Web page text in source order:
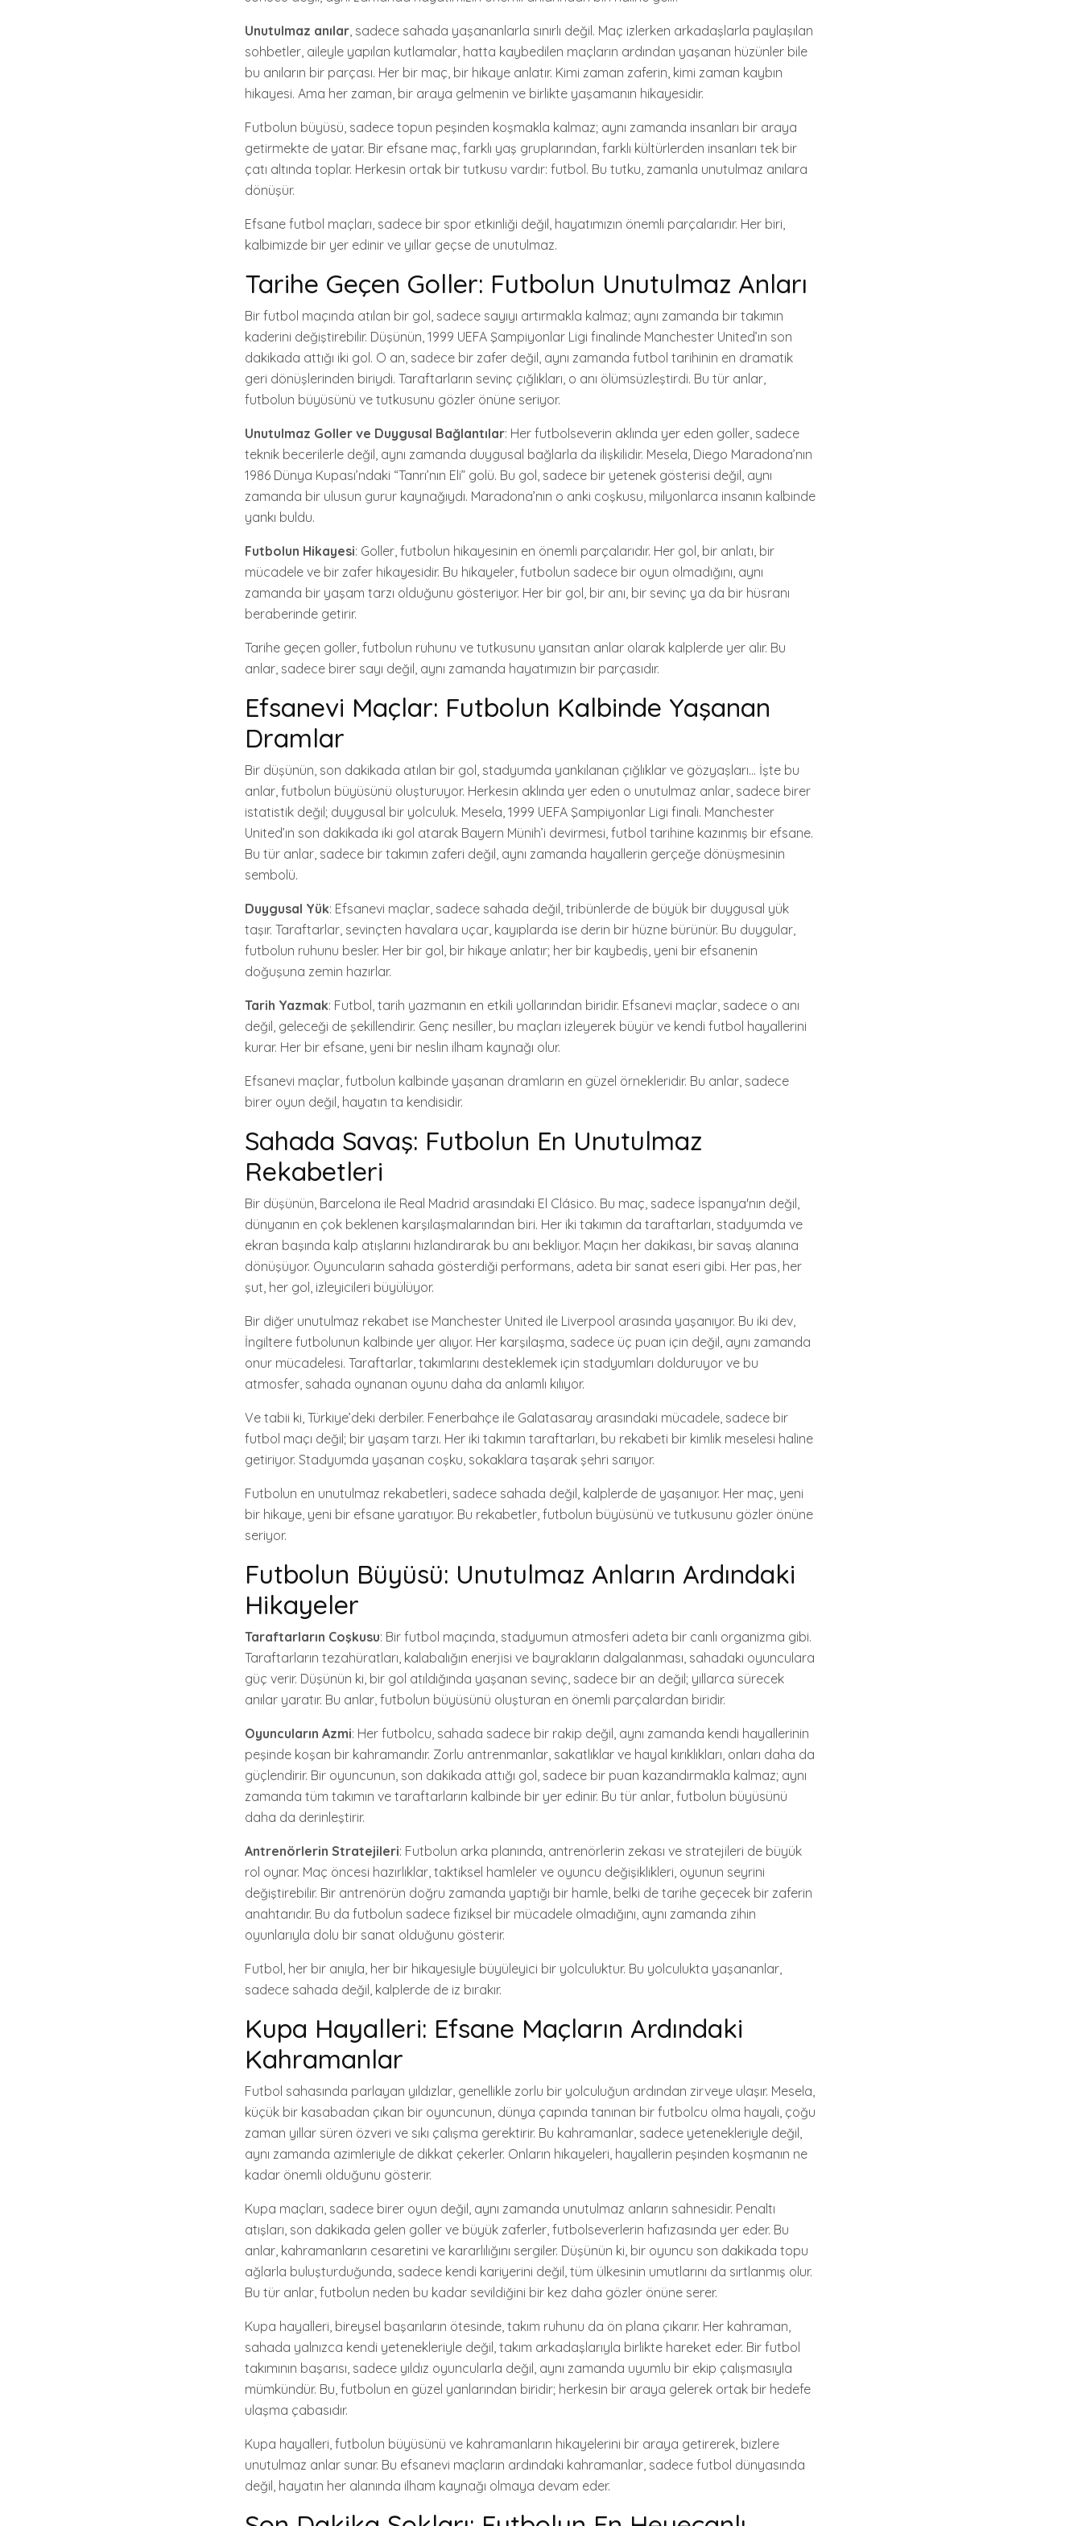
Unutulmaz anılar, sadece sahada yaşananlarla sınırlı değil. Maç izlerken arkadaşlarla paylaşılan
sohbetler, aileyle yapılan kutlamalar, hatta kaybedilen maçların ardından yaşanan hüzünler bile
bu anıların bir parçası. Her bir maç, bir hikaye anlatır. Kimi zaman zaferin, kimi zaman kaybın
hikayesi. Ama her zaman, bir araya gelmenin ve birlikte yaşamanın hikayesidir.
Futbolun büyüsü, sadece topun peşinden koşmakla kalmaz; aynı zamanda insanları bir araya
getirmekte de yatar. Bir efsane maç, farklı yaş gruplarından, farklı kültürlerden insanları tek bir
çatı altında toplar. Herkesin ortak bir tutkusu vardır: futbol. Bu tutku, zamanla unutulmaz anılara
dönüşür.
Efsane futbol maçları, sadece bir spor etkinliği değil, hayatımızın önemli parçalarıdır. Her biri,
kalbimizde bir yer edinir ve yıllar geçse de unutulmaz.
Tarihe Geçen Goller: Futbolun Unutulmaz Anları
Bir futbol maçında atılan bir gol, sadece sayıyı artırmakla kalmaz; aynı zamanda bir takımın
kaderini değiştirebilir. Düşünün, 1999 UEFA Şampiyonlar Ligi finalinde Manchester United’ın son
dakikada attığı iki gol. O an, sadece bir zafer değil, aynı zamanda futbol tarihinin en dramatik
geri dönüşlerinden biriydi. Taraftarların sevinç çığlıkları, o anı ölümsüzleştirdi. Bu tür anlar,
futbolun büyüsünü ve tutkusunu gözler önüne seriyor.
Unutulmaz Goller ve Duygusal Bağlantılar: Her futbolseverin aklında yer eden goller, sadece
teknik becerilerle değil, aynı zamanda duygusal bağlarla da ilişkilidir. Mesela, Diego Maradona’nın
1986 Dünya Kupası’ndaki “Tanrı’nın Eli” golü. Bu gol, sadece bir yetenek gösterisi değil, aynı
zamanda bir ulusun gurur kaynağıydı. Maradona’nın o anki coşkusu, milyonlarca insanın kalbinde
yankı buldu.
Futbolun Hikayesi: Goller, futbolun hikayesinin en önemli parçalarıdır. Her gol, bir anlatı, bir
mücadele ve bir zafer hikayesidir. Bu hikayeler, futbolun sadece bir oyun olmadığını, aynı
zamanda bir yaşam tarzı olduğunu gösteriyor. Her bir gol, bir anı, bir sevinç ya da bir hüsranı
beraberinde getirir.
Tarihe geçen goller, futbolun ruhunu ve tutkusunu yansıtan anlar olarak kalplerde yer alır. Bu
anlar, sadece birer sayı değil, aynı zamanda hayatımızın bir parçasıdır.
Efsanevi Maçlar: Futbolun Kalbinde Yaşanan
Dramlar
Bir düşünün, son dakikada atılan bir gol, stadyumda yankılanan çığlıklar ve gözyaşları… İşte bu
anlar, futbolun büyüsünü oluşturuyor. Herkesin aklında yer eden o unutulmaz anlar, sadece birer
istatistik değil; duygusal bir yolculuk. Mesela, 1999 UEFA Şampiyonlar Ligi finali. Manchester
United’ın son dakikada iki gol atarak Bayern Münih’i devirmesi, futbol tarihine kazınmış bir efsane.
Bu tür anlar, sadece bir takımın zaferi değil, aynı zamanda hayallerin gerçeğe dönüşmesinin
sembolü.
Duygusal Yük: Efsanevi maçlar, sadece sahada değil, tribünlerde de büyük bir duygusal yük
taşır. Taraftarlar, sevinçten havalara uçar, kayıplarda ise derin bir hüzne bürünür. Bu duygular,
futbolun ruhunu besler. Her bir gol, bir hikaye anlatır; her bir kaybediş, yeni bir efsanenin
doğuşuna zemin hazırlar.
Tarih Yazmak: Futbol, tarih yazmanın en etkili yollarından biridir. Efsanevi maçlar, sadece o anı
değil, geleceği de şekillendirir. Genç nesiller, bu maçları izleyerek büyür ve kendi futbol hayallerini
kurar. Her bir efsane, yeni bir neslin ilham kaynağı olur.
Efsanevi maçlar, futbolun kalbinde yaşanan dramların en güzel örnekleridir. Bu anlar, sadece
birer oyun değil, hayatın ta kendisidir.
Sahada Savaş: Futbolun En Unutulmaz
Rekabetleri
Bir düşünün, Barcelona ile Real Madrid arasındaki El Clásico. Bu maç, sadece İspanya'nın değil,
dünyanın en çok beklenen karşılaşmalarından biri. Her iki takımın da taraftarları, stadyumda ve
ekran başında kalp atışlarını hızlandırarak bu anı bekliyor. Maçın her dakikası, bir savaş alanına
dönüşüyor. Oyuncuların sahada gösterdiği performans, adeta bir sanat eseri gibi. Her pas, her
şut, her gol, izleyicileri büyülüyor.
Bir diğer unutulmaz rekabet ise Manchester United ile Liverpool arasında yaşanıyor. Bu iki dev,
İngiltere futbolunun kalbinde yer alıyor. Her karşılaşma, sadece üç puan için değil, aynı zamanda
onur mücadelesi. Taraftarlar, takımlarını desteklemek için stadyumları dolduruyor ve bu
atmosfer, sahada oynanan oyunu daha da anlamlı kılıyor.
Ve tabii ki, Türkiye’deki derbiler. Fenerbahçe ile Galatasaray arasındaki mücadele, sadece bir
futbol maçı değil; bir yaşam tarzı. Her iki takımın taraftarları, bu rekabeti bir kimlik meselesi haline
getiriyor. Stadyumda yaşanan coşku, sokaklara taşarak şehri sarıyor.
Futbolun en unutulmaz rekabetleri, sadece sahada değil, kalplerde de yaşanıyor. Her maç, yeni
bir hikaye, yeni bir efsane yaratıyor. Bu rekabetler, futbolun büyüsünü ve tutkusunu gözler önüne
seriyor.
Futbolun Büyüsü: Unutulmaz Anların Ardındaki
Hikayeler
Taraftarların Coşkusu: Bir futbol maçında, stadyumun atmosferi adeta bir canlı organizma gibi.
Taraftarların tezahüratları, kalabalığın enerjisi ve bayrakların dalgalanması, sahadaki oyunculara
güç verir. Düşünün ki, bir gol atıldığında yaşanan sevinç, sadece bir an değil; yıllarca sürecek
anılar yaratır. Bu anlar, futbolun büyüsünü oluşturan en önemli parçalardan biridir.
Oyuncuların Azmi: Her futbolcu, sahada sadece bir rakip değil, aynı zamanda kendi hayallerinin
peşinde koşan bir kahramandır. Zorlu antrenmanlar, sakatlıklar ve hayal kırıklıkları, onları daha da
güçlendirir. Bir oyuncunun, son dakikada attığı gol, sadece bir puan kazandırmakla kalmaz; aynı
zamanda tüm takımın ve taraftarların kalbinde bir yer edinir. Bu tür anlar, futbolun büyüsünü
daha da derinleştirir.
Antrenörlerin Stratejileri: Futbolun arka planında, antrenörlerin zekası ve stratejileri de büyük
rol oynar. Maç öncesi hazırlıklar, taktiksel hamleler ve oyuncu değişiklikleri, oyunun seyrini
değiştirebilir. Bir antrenörün doğru zamanda yaptığı bir hamle, belki de tarihe geçecek bir zaferin
anahtarıdır. Bu da futbolun sadece fiziksel bir mücadele olmadığını, aynı zamanda zihin
oyunlarıyla dolu bir sanat olduğunu gösterir.
Futbol, her bir anıyla, her bir hikayesiyle büyüleyici bir yolculuktur. Bu yolculukta yaşananlar,
sadece sahada değil, kalplerde de iz bırakır.
Kupa Hayalleri: Efsane Maçların Ardındaki
Kahramanlar
Futbol sahasında parlayan yıldızlar, genellikle zorlu bir yolculuğun ardından zirveye ulaşır. Mesela,
küçük bir kasabadan çıkan bir oyuncunun, dünya çapında tanınan bir futbolcu olma hayali, çoğu
zaman yıllar süren özveri ve sıkı çalışma gerektirir. Bu kahramanlar, sadece yetenekleriyle değil,
aynı zamanda azimleriyle de dikkat çekerler. Onların hikayeleri, hayallerin peşinden koşmanın ne
kadar önemli olduğunu gösterir.
Kupa maçları, sadece birer oyun değil, aynı zamanda unutulmaz anların sahnesidir. Penaltı
atışları, son dakikada gelen goller ve büyük zaferler, futbolseverlerin hafızasında yer eder. Bu
anlar, kahramanların cesaretini ve kararlılığını sergiler. Düşünün ki, bir oyuncu son dakikada topu
ağlarla buluşturduğunda, sadece kendi kariyerini değil, tüm ülkesinin umutlarını da sırtlanmış olur.
Bu tür anlar, futbolun neden bu kadar sevildiğini bir kez daha gözler önüne serer.
Kupa hayalleri, bireysel başarıların ötesinde, takım ruhunu da ön plana çıkarır. Her kahraman,
sahada yalnızca kendi yetenekleriyle değil, takım arkadaşlarıyla birlikte hareket eder. Bir futbol
takımının başarısı, sadece yıldız oyuncularla değil, aynı zamanda uyumlu bir ekip çalışmasıyla
mümkündür. Bu, futbolun en güzel yanlarından biridir; herkesin bir araya gelerek ortak bir hedefe
ulaşma çabasıdır.
Kupa hayalleri, futbolun büyüsünü ve kahramanların hikayelerini bir araya getirerek, bizlere
unutulmaz anlar sunar. Bu efsanevi maçların ardındaki kahramanlar, sadece futbol dünyasında
değil, hayatın her alanında ilham kaynağı olmaya devam eder.